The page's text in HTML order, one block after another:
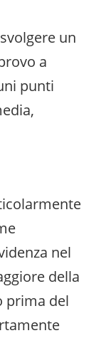
un
a
punti
nel
della
prima del